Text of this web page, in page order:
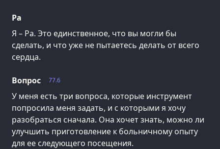
Ра
Я – Ра. Это единственное, что вы могли бы
сделать, и что уже не пытаетесь делать от всего
сердца.
77.6
Вопрос
У меня есть три вопроса, которые инструмент
попросила меня задать, и с которыми я хочу
разобраться сначала. Она хочет знать, можно ли
улучшить приготовление к больничному опыту
для ее следующего посещения.